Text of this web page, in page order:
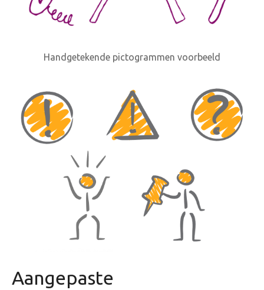
Handgetekende pictogrammen voorbeeld
Aangepaste